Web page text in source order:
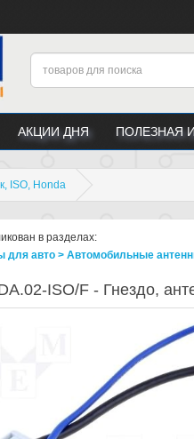
АКЦИИ ДНЯ ПОЛЕЗНАЯ
ISO, Honda
в разделах:
для авто > Автомобильные
ISO/F - Гнездо,